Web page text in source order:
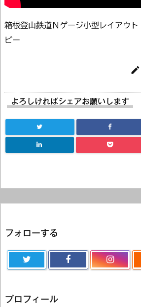
箱根登山鉄道Ｎゲージ小型レイアウ
ビー

よろしければシェアお願いします
フォローする
プロフィール